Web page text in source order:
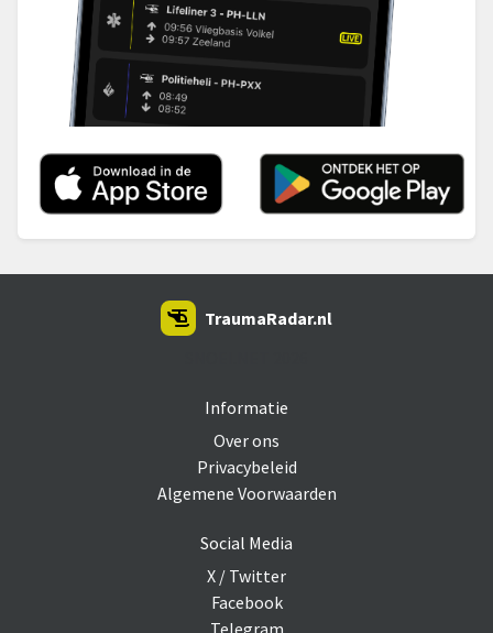
Informatie
Over ons
Privacybeleid
Algemene Voorwaarden
Social Media
X / Twitter
Facebook
Telegram
TraumaRadar.nl